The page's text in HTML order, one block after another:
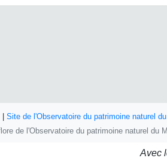
Site de l'Observatoire du patrimoine naturel
de l'Observatoire du patrimoine naturel du
Avec